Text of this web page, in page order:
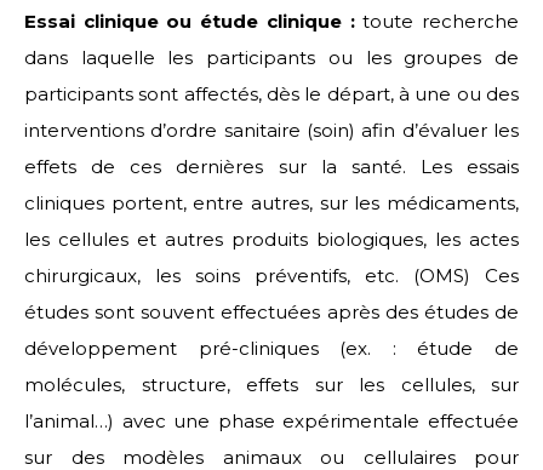
Essai clinique ou étude clinique :toute recherche
dans laquelle les participants ou les groupes de
participants sont affectés, dès le départ, à une ou des
interventions d’ordre sanitaire (soin) afin d’évaluer les
effets de ces dernières sur la santé. Les essais
cliniques portent, entre autres, sur les médicaments,
les cellules et autres produits biologiques, les actes
chirurgicaux, les soins préventifs, etc. (OMS) Ces
études sont souvent effectuées après des études de
développement pré-cliniques (ex. : étude de
molécules, structure, effets sur les cellules, sur
l’animal…) avec une phase expérimentale effectuée
sur des modèles animaux ou cellulaires pour